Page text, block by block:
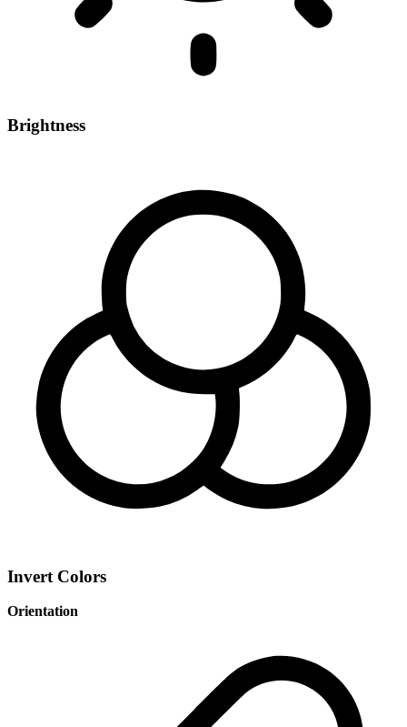
Brightness
Invert Colors
Orientation